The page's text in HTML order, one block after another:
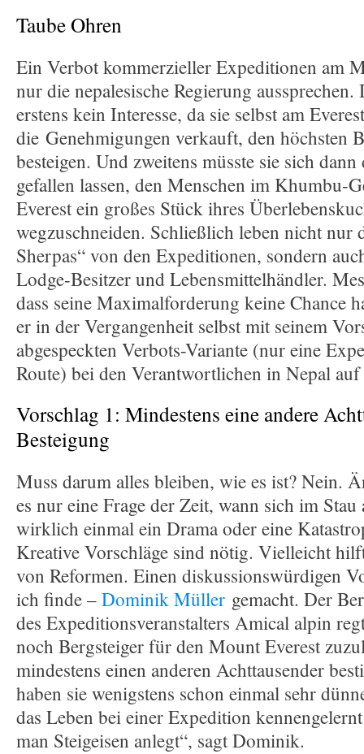
Taube Ohren
Ein Verbot kommerzieller Expeditionen am
nur die nepalesische Regierung aussprechen.
erstens kein Interesse, da sie selbst am
die Genehmigungen verkauft, den höchsten
besteigen. Und zweitens müsste sie sich
gefallen lassen, den Menschen im Khumbu-
Everest ein großes Stück ihres
wegzuschneiden. Schließlich leben nicht nur
Sherpas“ von den Expeditionen, sondern
Lodge-Besitzer und Lebensmittelhändler.
dass seine Maximalforderung keine Chance
er in der Vergangenheit selbst mit seinem
abgespeckten Verbots-Variante (nur eine
Route) bei den Verantwortlichen in Nepal
Vorschlag 1: Mindestens eine andere
Besteigung
Muss darum alles bleiben, wie es ist? Nein.
es nur eine Frage der Zeit, wann sich im
wirklich einmal ein Drama oder eine
Kreative Vorschläge sind nötig. Vielleicht
von Reformen. Einen diskussionswürdigen
ich finde –Dominik Müller gemacht. Der
des Expeditionsveranstalters Amical alpin
noch Bergsteiger für den Mount Everest
mindestens einen anderen Achttausender
haben sie wenigstens schon einmal sehr
das Leben bei einer Expedition
man Steigeisen anlegt“, sagt Dominik.